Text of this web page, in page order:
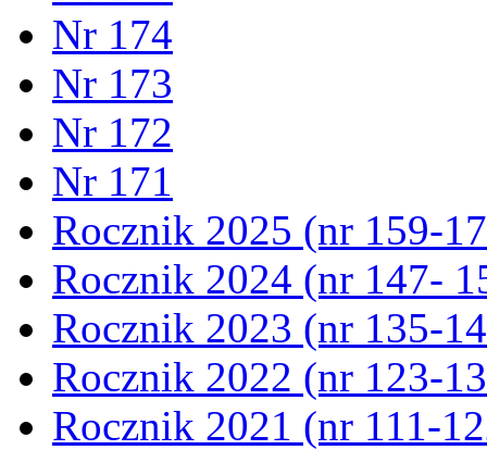
Nr 174
Nr 173
Nr 172
Nr 171
Rocznik 2025 (nr 159-
Rocznik 2024 (nr 147-
Rocznik 2023 (nr 135-
Rocznik 2022 (nr 123-
Rocznik 2021 (nr 111-